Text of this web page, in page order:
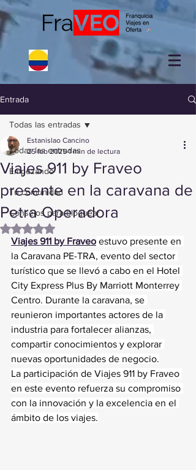
Entrada
Todas las entradas
Empezando
Tu comunidad
Consejos para bloguear
Todas las entradas
Viajes 911 by Fraveo
presente en la caravana de
Petra Operadora
Estanislao Cancino
25 feb 2025 1 min de lectura
Obtuvo NaN de 5 estrellas.
Viajes 911 by Fraveo estuvo presente en
la Caravana PE-TRA, evento del sector
turístico que se llevó a cabo en el Hotel
City Express Plus By Marriott Monterrey
Centro. Durante la caravana, se
reunieron importantes actores de la
industria para fortalecer alianzas,
compartir conocimientos y explorar
nuevas oportunidades de negocio.
La participación de Viajes 911 by Fraveo
en este evento refuerza su compromiso
con la innovación y la excelencia en el
ámbito de los viajes.